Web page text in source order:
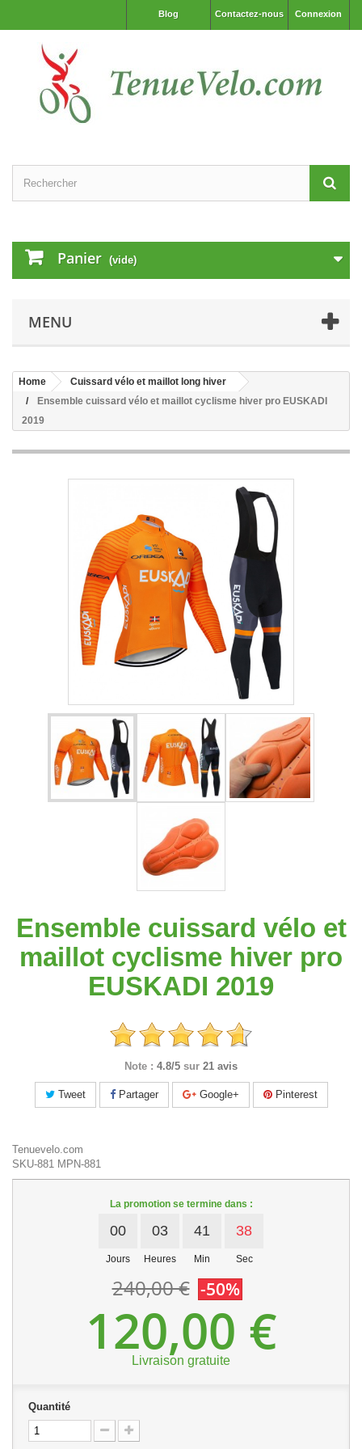
Connexion
Contactez-nous
Blog
Panier (vide)
MENU
Home
Cuissard vélo et maillot long hiver
Ensemble cuissard vélo et maillot cyclisme hiver pro EUSKADI
2019
Ensemble cuissard vélo et
maillot cyclisme hiver pro
EUSKADI 2019
Note : 4.8/5 sur 21 avis
Tweet Partager Google+ Pinterest
Tenuevelo.com
SKU-881 MPN-881
La promotion se termine dans :
00
Jours
03
Heures
41
Min
38
Sec
240,00 € -50%
120,00 €
Livraison gratuite
Quantité